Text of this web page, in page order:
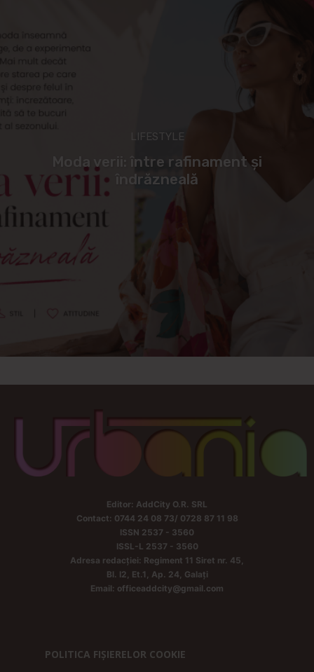
LIFESTYLE
Moda verii: între rafinament și
îndrăzneală
Editor: AddCity O.R. SRL
Contact: 0744 24 08 73/ 0728 87 11 98
ISSN 2537 - 3560
ISSL-L 2537 - 3560
Adresa redacției: Regiment 11 Siret nr. 45,
Bl. I2, Et.1, Ap. 24, Galați
Email: officeaddcity@gmail.com
POLITICA FIȘIERELOR COOKIE